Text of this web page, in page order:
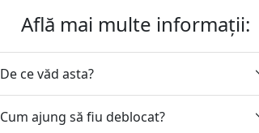
Află mai multe informații:
De ce văd asta?
Cum ajung să fiu deblocat?